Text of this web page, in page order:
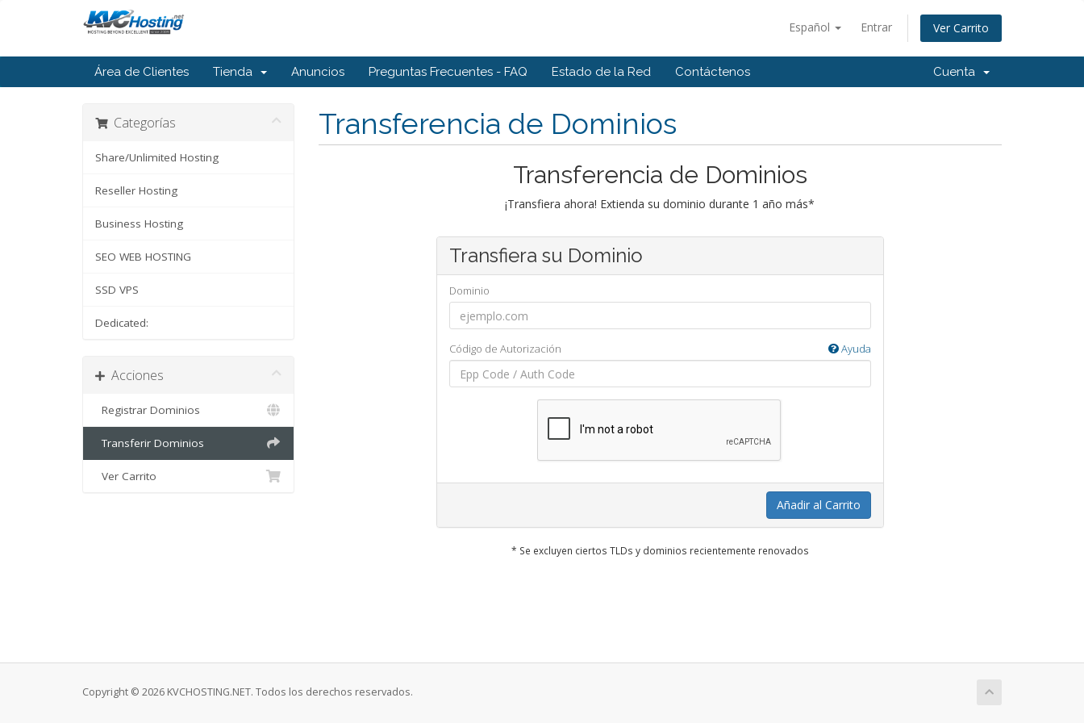
Español Entrar Ver Carrito
Área de Clientes Tienda Anuncios Preguntas Frecuentes - FAQ Estado de la Red Contáctenos Cuenta
Categorías
Share/Unlimited Hosting
Reseller Hosting
Business Hosting
SEO WEB HOSTING
SSD VPS
Dedicated:
Acciones
Registrar Dominios
Transferir Dominios
Ver Carrito
Transferencia de Dominios
Transferencia de Dominios
¡Transfiera ahora! Extienda su dominio durante 1 año más*
Transfiera su Dominio
Dominio
Código de Autorización Ayuda
Añadir al Carrito
* Se excluyen ciertos TLDs y dominios recientemente renovados
Copyright © 2026 KVCHOSTING.NET. Todos los derechos reservados.